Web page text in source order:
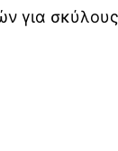
για